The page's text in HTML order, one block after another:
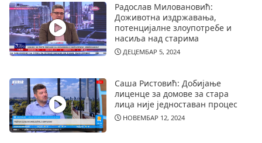
Радослав Миловановић:
Доживотна издржавања,
потенцијалне злоупотребе и
насиља над старима
ДЕЦЕМБАР 5, 2024
Саша Ристовић: Добијање
лиценце за домове за стара
лица није једноставан процес
НОВЕМБАР 12, 2024